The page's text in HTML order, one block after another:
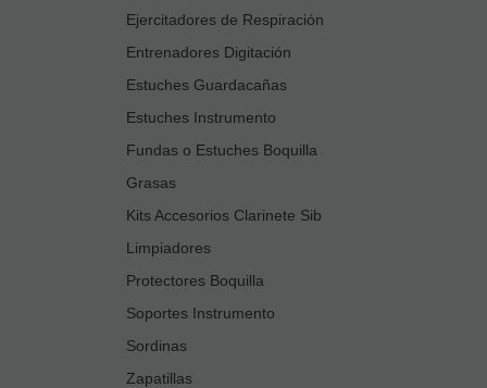
Ejercitadores de Respiración
Entrenadores Digitación
Estuches Guardacañas
Estuches Instrumento
Fundas o Estuches Boquilla
Grasas
Kits Accesorios Clarinete Sib
Limpiadores
Protectores Boquilla
Soportes Instrumento
Sordinas
Zapatillas